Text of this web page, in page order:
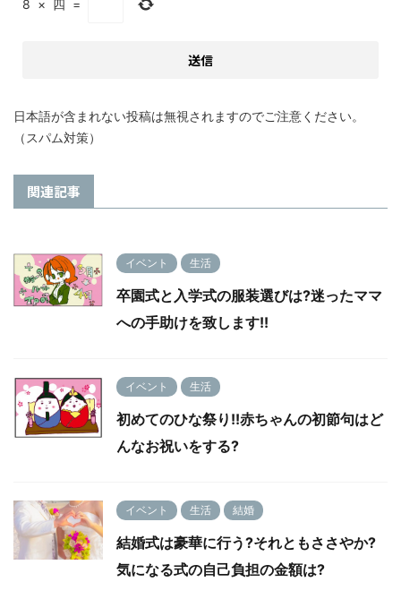
8 × 四 =
日本語が含まれない投稿は無視されますのでご注意ください。
（スパム対策）
関連記事
イベント 生活
卒園式と入学式の服装選びは?迷ったママ
への手助けを致します!!
イベント 生活
初めてのひな祭り!!赤ちゃんの初節句はど
んなお祝いをする?
イベント 生活 結婚
結婚式は豪華に行う?それともささやか?
気になる式の自己負担の金額は?